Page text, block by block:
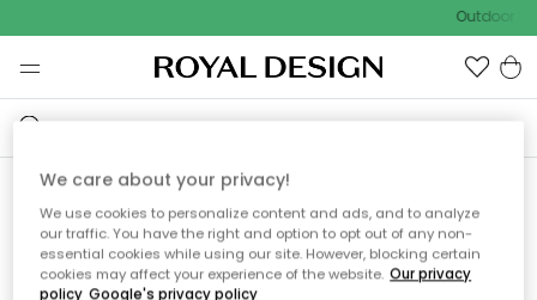
Outdoor
Emme valitettavasti löydä
etsimääsi sivua
We care about your privacy!
We use cookies to personalize content and ads, and to analyze
our traffic. You have the right and option to opt out of any non-
essential cookies while using our site. However, blocking certain
cookies may affect your experience of the website. Our privacy
policy Google's privacy policy